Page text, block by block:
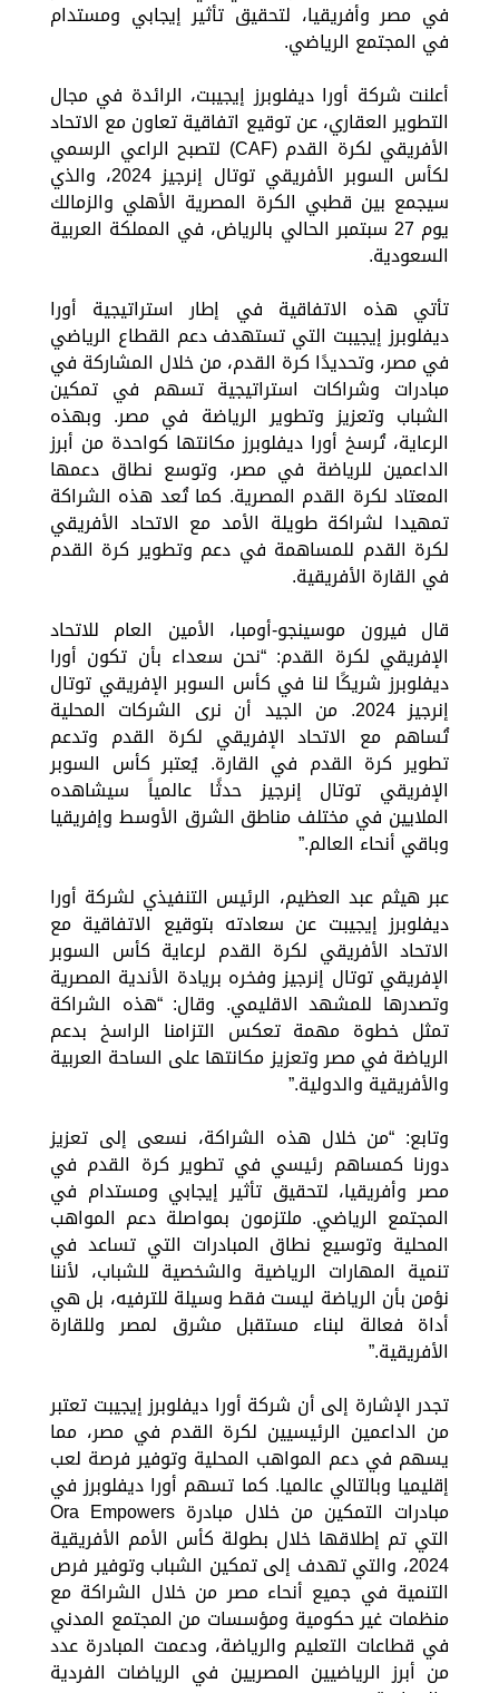
في مصر وأفريقيا، لتحقيق تأثير إيجابي ومستدام
في المجتمع الرياضي.
أعلنت شركة أورا ديفلوبرز إيجيبت، الرائدة في مجال
التطوير العقاري، عن توقيع اتفاقية تعاون مع الاتحاد
الأفريقي لكرة القدم (CAF) لتصبح الراعي الرسمي
لكأس السوبر الأفريقي توتال إنرجيز 2024، والذي
سيجمع بين قطبي الكرة المصرية الأهلي والزمالك
يوم 27 سبتمبر الحالي بالرياض، في المملكة العربية
السعودية.
تأتي هذه الاتفاقية في إطار استراتيجية أورا
ديفلوبرز إيجيبت التي تستهدف دعم القطاع الرياضي
في مصر، وتحديدًا كرة القدم، من خلال المشاركة في
مبادرات وشراكات استراتيجية تسهم في تمكين
الشباب وتعزيز وتطوير الرياضة في مصر. وبهذه
الرعاية، تُرسخ أورا ديفلوبرز مكانتها كواحدة من أبرز
الداعمين للرياضة في مصر، وتوسع نطاق دعمها
المعتاد لكرة القدم المصرية. كما تُعد هذه الشراكة
تمهيدا لشراكة طويلة الأمد مع الاتحاد الأفريقي
لكرة القدم للمساهمة في دعم وتطوير كرة القدم
في القارة الأفريقية.
قال فيرون موسينجو-أومبا، الأمين العام للاتحاد
الإفريقي لكرة القدم: “نحن سعداء بأن تكون أورا
ديفلوبرز شريكًا لنا في كأس السوبر الإفريقي توتال
إنرجيز 2024. من الجيد أن نرى الشركات المحلية
تُساهم مع الاتحاد الإفريقي لكرة القدم وتدعم
تطوير كرة القدم في القارة. يُعتبر كأس السوبر
الإفريقي توتال إنرجيز حدثًا عالمياً سيشاهده
الملايين في مختلف مناطق الشرق الأوسط وإفريقيا
وباقي أنحاء العالم.”
عبر هيثم عبد العظيم، الرئيس التنفيذي لشركة أورا
ديفلوبرز إيجيبت عن سعادته بتوقيع الاتفاقية مع
الاتحاد الأفريقي لكرة القدم لرعاية كأس السوبر
الإفريقي توتال إنرجيز وفخره بريادة الأندية المصرية
وتصدرها للمشهد الاقليمي. وقال: “هذه الشراكة
تمثل خطوة مهمة تعكس التزامنا الراسخ بدعم
الرياضة في مصر وتعزيز مكانتها على الساحة العربية
والأفريقية والدولية.”
وتابع: “من خلال هذه الشراكة، نسعى إلى تعزيز
دورنا كمساهم رئيسي في تطوير كرة القدم في
مصر وأفريقيا، لتحقيق تأثير إيجابي ومستدام في
المجتمع الرياضي. ملتزمون بمواصلة دعم المواهب
المحلية وتوسيع نطاق المبادرات التي تساعد في
تنمية المهارات الرياضية والشخصية للشباب، لأننا
نؤمن بأن الرياضة ليست فقط وسيلة للترفيه، بل هي
أداة فعالة لبناء مستقبل مشرق لمصر وللقارة
الأفريقية.”
تجدر الإشارة إلى أن شركة أورا ديفلوبرز إيجيبت تعتبر
من الداعمين الرئيسيين لكرة القدم في مصر، مما
يسهم في دعم المواهب المحلية وتوفير فرصة لعب
إقليميا وبالتالي عالميا. كما تسهم أورا ديفلوبرز في
مبادرات التمكين من خلال مبادرة Ora Empowers
التي تم إطلاقها خلال بطولة كأس الأمم الأفريقية
2024، والتي تهدف إلى تمكين الشباب وتوفير فرص
التنمية في جميع أنحاء مصر من خلال الشراكة مع
منظمات غير حكومية ومؤسسات من المجتمع المدني
في قطاعات التعليم والرياضة، ودعمت المبادرة عدد
من أبرز الرياضيين المصريين في الرياضات الفردية